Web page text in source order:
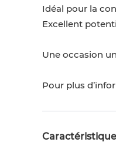
Idéal pour la
Excellent
Une occasion
Pour plus